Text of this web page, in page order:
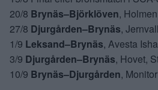
20/8 Brynäs–Björklöven,
27/8 Djurgården–Brynäs,
1/9 Leksand–Brynäs, Avesta
3/9 Djurgården–Brynäs, Hovet,
10/9 Brynäs–Djurgården,